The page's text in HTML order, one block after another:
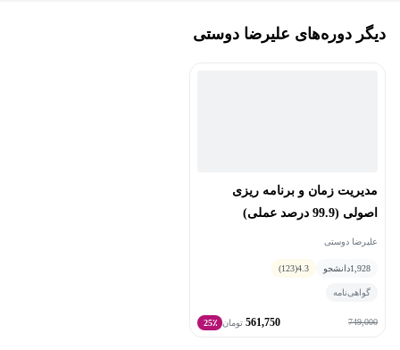
دیگر دوره‌های علیرضا دوستی
مدیریت زمان و برنامه ریزی
اصولی (99.9 درصد عملی)
علیرضا دوستی
1,928دانشجو 4.3
(123)
گواهی‌نامه
749,000
561,750 تومان 25٪